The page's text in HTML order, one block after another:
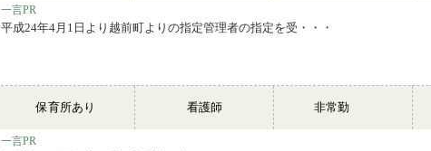
一言PR
平成24年4月1日より越前町よりの指定管理者の指定を受・・・
保育所あり 看護師 非常勤
一言PR